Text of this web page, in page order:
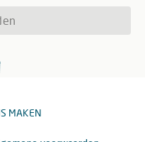
MAKEN